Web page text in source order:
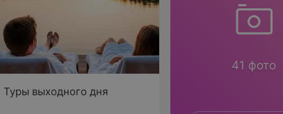
Туры выходного дня
41 фото